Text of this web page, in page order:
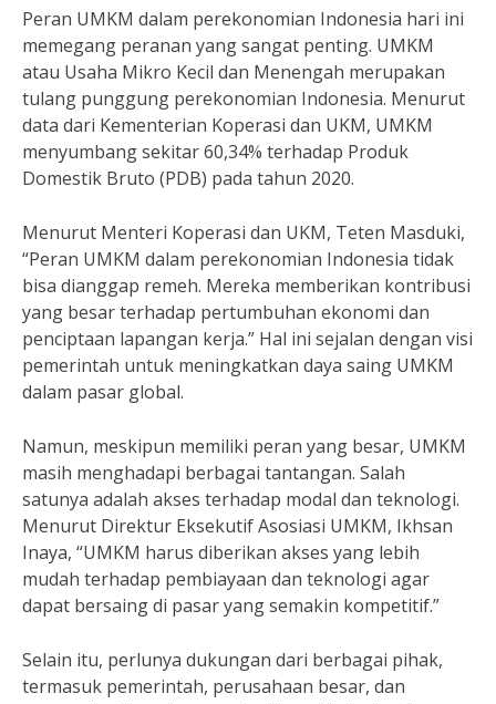
Peran UMKM dalam perekonomian Indonesia hari ini
memegang peranan yang sangat penting. UMKM
atau Usaha Mikro Kecil dan Menengah merupakan
tulang punggung perekonomian Indonesia. Menurut
data dari Kementerian Koperasi dan UKM, UMKM
menyumbang sekitar 60,34% terhadap Produk
Domestik Bruto (PDB) pada tahun 2020.
Menurut Menteri Koperasi dan UKM, Teten Masduki,
“Peran UMKM dalam perekonomian Indonesia tidak
bisa dianggap remeh. Mereka memberikan kontribusi
yang besar terhadap pertumbuhan ekonomi dan
penciptaan lapangan kerja.” Hal ini sejalan dengan visi
pemerintah untuk meningkatkan daya saing UMKM
dalam pasar global.
Namun, meskipun memiliki peran yang besar, UMKM
masih menghadapi berbagai tantangan. Salah
satunya adalah akses terhadap modal dan teknologi.
Menurut Direktur Eksekutif Asosiasi UMKM, Ikhsan
Inaya, “UMKM harus diberikan akses yang lebih
mudah terhadap pembiayaan dan teknologi agar
dapat bersaing di pasar yang semakin kompetitif.”
Selain itu, perlunya dukungan dari berbagai pihak,
termasuk pemerintah, perusahaan besar, dan